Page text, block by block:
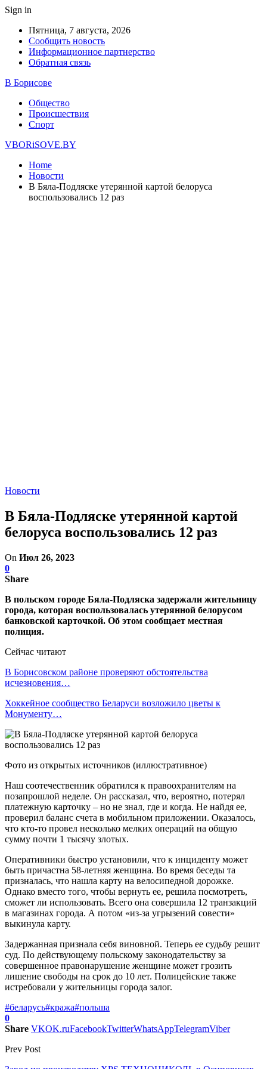
Sign in
Пятница, 7 августа, 2026
Сообщить новость
Информационное партнерство
Обратная связь
В Борисове
Общество
Происшествия
Спорт
VBORiSOVE.BY
Home
Новости
В Бяла-Подляске утерянной картой белоруса
воспользовались 12 раз
Новости
В Бяла-Подляске утерянной картой
белоруса воспользовались 12 раз
On Июл 26, 2023
0
Share
В польском городе Бяла-Подляска задержали жительницу
города, которая воспользовалась утерянной белорусом
банковской карточкой. Об этом сообщает местная
полиция.
Сейчас читают
В Борисовском районе проверяют обстоятельства
исчезновения…
Хоккейное сообщество Беларуси возложило цветы к
Монументу…
Фото из открытых источников (иллюстративное)
Наш соотечественник обратился к правоохранителям на
позапрошлой неделе. Он рассказал, что, вероятно, потерял
платежную карточку – но не знал, где и когда. Не найдя ее,
проверил баланс счета в мобильном приложении. Оказалось,
что кто-то провел несколько мелких операций на общую
сумму почти 1 тысячу злотых.
Оперативники быстро установили, что к инциденту может
быть причастна 58-летняя женщина. Во время беседы та
призналась, что нашла карту на велосипедной дорожке.
Однако вместо того, чтобы вернуть ее, решила посмотреть,
сможет ли использовать. Всего она совершила 12 транзакций
в магазинах города. А потом «из-за угрызений совести»
выкинула карту.
Задержанная признала себя виновной. Теперь ее судьбу решит
суд. По действующему польскому законодательству за
совершенное правонарушение женщине может грозить
лишение свободы на срок до 10 лет. Полицейские также
истребовали у жительницы города залог.
#беларусь#кража#польша
0
Share VKOK.ruFacebookTwitterWhatsAppTelegramViber
Prev Post